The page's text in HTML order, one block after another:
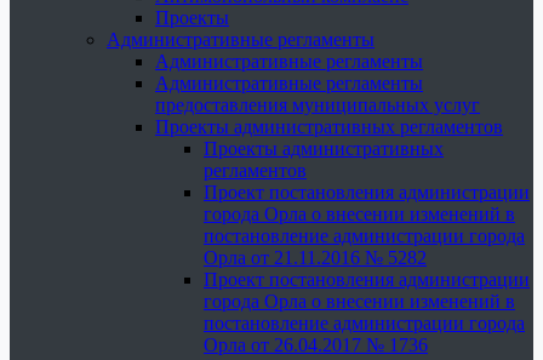
Проекты
Административные регламенты
Административные регламенты
Административные регламенты
предоставления муниципальных услуг
Проекты административных регламентов
Проекты административных
регламентов
Проект постановления администрации
города Орла о внесении изменений в
постановление администрации города
Орла от 21.11.2016 № 5282
Проект постановления администрации
города Орла о внесении изменений в
постановление администрации города
Орла от 26.04.2017 № 1736